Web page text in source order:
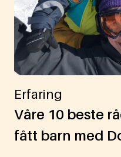
Erfaring
Våre 10 beste
fått barn med